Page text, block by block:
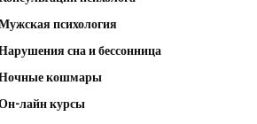
психология
сна и бессонница
кошмары
лайн курсы